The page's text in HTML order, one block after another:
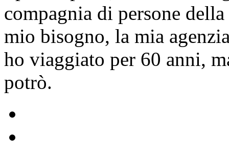
compagnia di persone
mio bisogno, la mia
ho viaggiato per 60 anni,
potrò.